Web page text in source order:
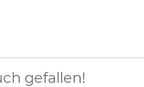
gefallen!